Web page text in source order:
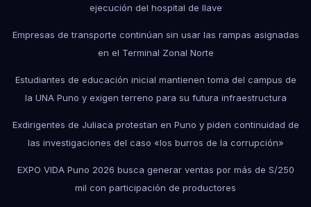
ejecución del hospital de Ilave
Empresas de transporte continúan sin usar las rampas asignadas
en el Terminal Zonal Norte
Estudiantes de educación inicial mantienen toma del campus de
la UNA Puno y exigen terreno para su futura infraestructura
Exdirigentes de Juliaca protestan en Puno y piden continuidad de
las investigaciones del caso «los burros de la corrupción»
EXPO VIDA Puno 2026 busca generar ventas por más de S/250
mil con participación de productores